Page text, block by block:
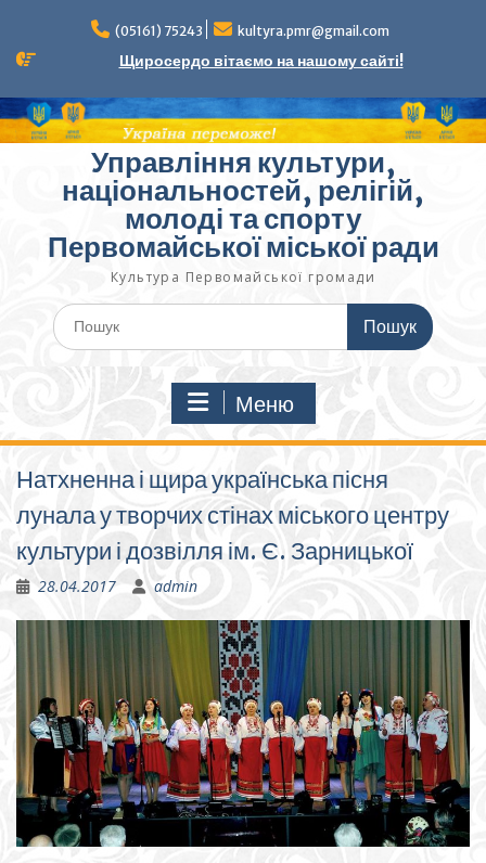
вмісту
(05161) 75243 kultyra.pmr@gmail.com
Щиросердо вітаємо на нашому сайті!
Управління культури,
національностей, релігій,
молоді та спорту
Первомайської міської ради
Культура Первомайcької громади
Шукати:
Меню
Натхненна і щира українська пісня
лунала у творчих стінах міського центру
культури і дозвілля ім. Є. Зарницької
28.04.2017 admin